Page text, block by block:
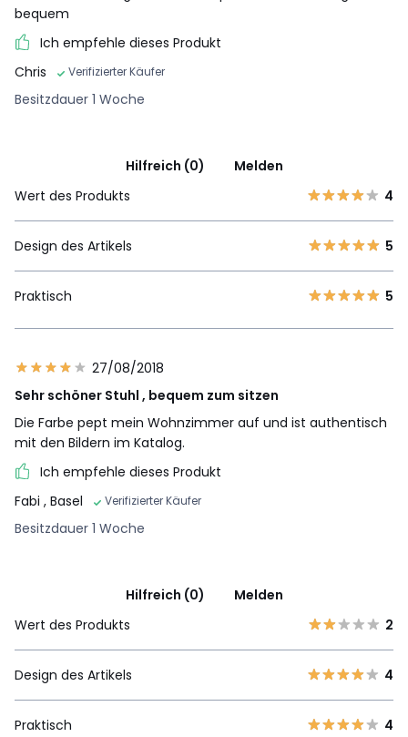
bequem
Ich empfehle dieses Produkt
Chris
Verifizierter Käufer
Besitzdauer 1 Woche
Hilfreich (0)
Melden
Wert des Produkts
4
Design des Artikels 5
Praktisch 5
27/08/2018
Sehr schöner Stuhl , bequem zum sitzen
Die Farbe pept mein Wohnzimmer auf und ist authentisch
mit den Bildern im Katalog.
Ich empfehle dieses Produkt
Fabi , Basel Verifizierter Käufer
Besitzdauer 1 Woche
Hilfreich (0)
Melden
Wert des Produkts
2
Design des Artikels 4
Praktisch 4